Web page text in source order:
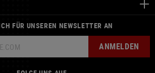
FÜR UNSEREN NEWSLETTER AN
ANMELDEN